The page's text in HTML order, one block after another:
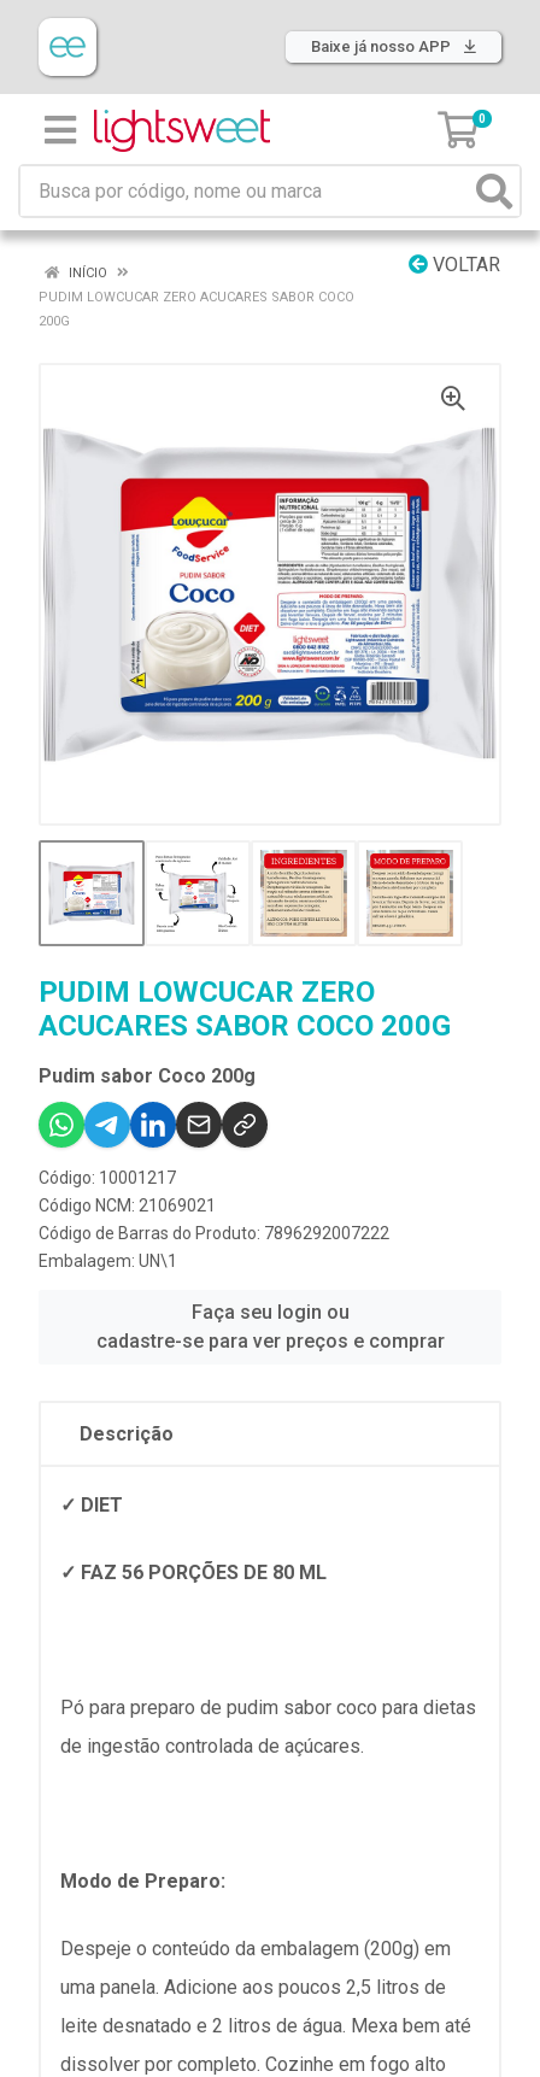
Baixe já nosso APP
0
VOLTAR
INÍCIO
PUDIM LOWCUCAR ZERO ACUCARES SABOR COCO
200G
PUDIM LOWCUCAR ZERO
ACUCARES SABOR COCO 200G
Pudim sabor Coco 200g
Código: 10001217
Código NCM: 21069021
Código de Barras do Produto: 7896292007222
Embalagem: UN\1
Faça seu login ou
cadastre-se para ver preços e comprar
Descrição
✓ DIET
✓ FAZ 56 PORÇÕES DE 80 ML
Pó para preparo de pudim sabor coco para dietas
de ingestão controlada de açúcares.
Modo de Preparo:
Despeje o conteúdo da embalagem (200g) em
uma panela. Adicione aos poucos 2,5 litros de
leite desnatado e 2 litros de água. Mexa bem até
dissolver por completo. Cozinhe em fogo alto